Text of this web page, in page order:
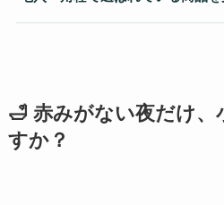
🛁 赤みがない夜だけ、
すか？